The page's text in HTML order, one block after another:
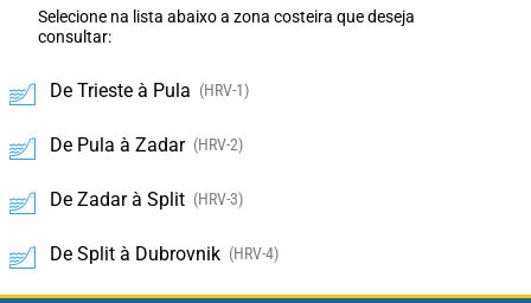
Selecione na lista abaixo a zona costeira que deseja
consultar:
De Trieste à Pula (HRV-1)
De Pula à Zadar (HRV-2)
De Zadar à Split (HRV-3)
De Split à Dubrovnik (HRV-4)